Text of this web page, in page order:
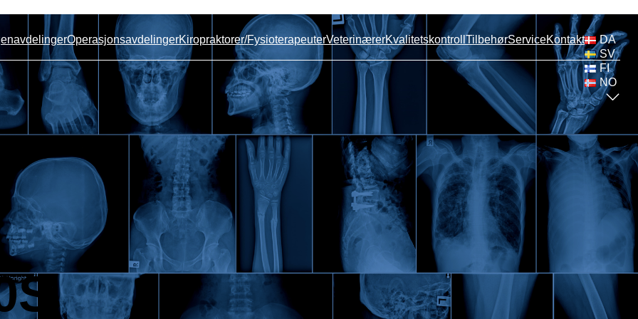
OperasjonsavdelingerKiropraktorer/FysioterapeuterVeterinærerKvalitetskontroll TilbehørServiceKontakt
DA
SV
NO
FI